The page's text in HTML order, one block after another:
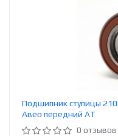
Подшипник ступицы
Авео передний АТ
0 отзывов